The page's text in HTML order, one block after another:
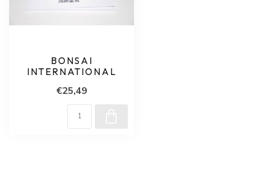
BONSAI
INTERNATIONAL
€25,49